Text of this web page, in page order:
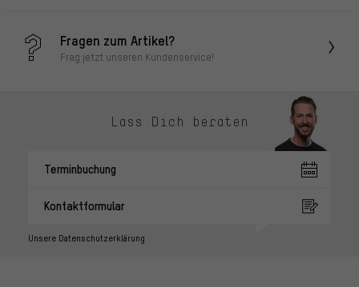
Fragen zum Artikel?
Frag jetzt unseren Kundenservice!
Lass Dich beraten
Terminbuchung
Kontaktformular
Unsere Datenschutzerklärung